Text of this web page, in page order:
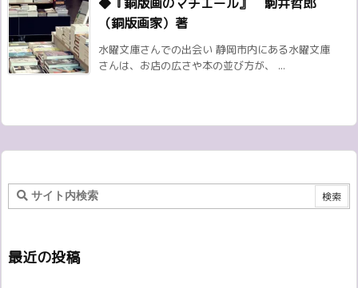
（銅版画家）著
水曜文庫さんでの出会い 静岡市内にある水曜文庫
さんは、お店の広さや本の並び方が、 ...
最近の投稿